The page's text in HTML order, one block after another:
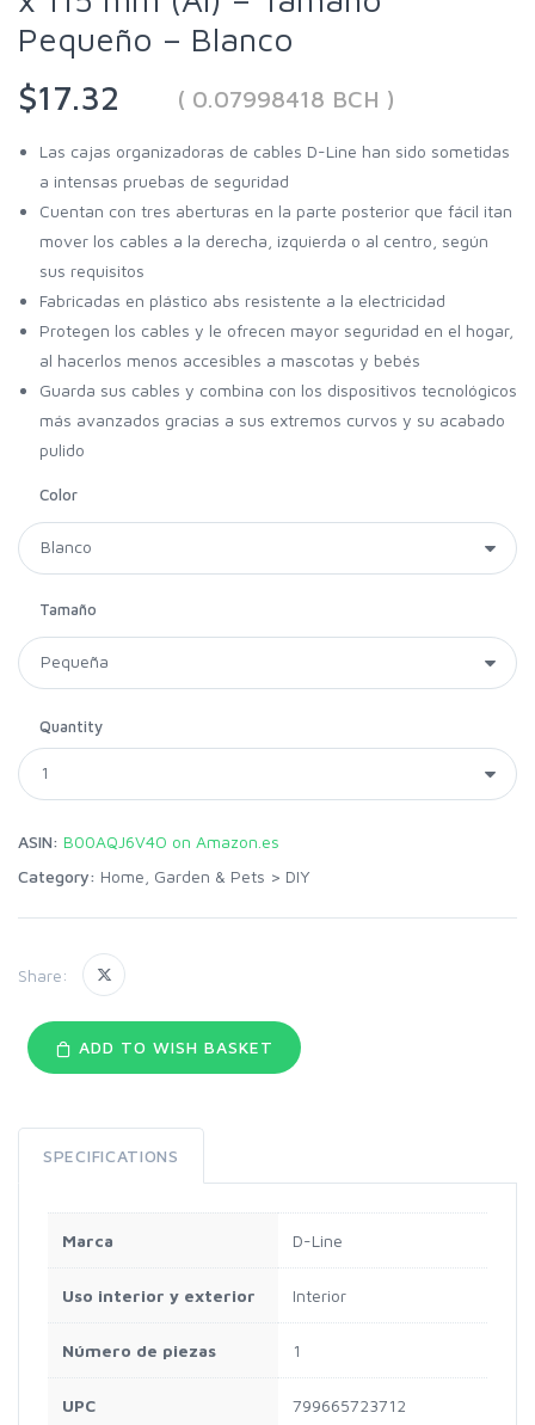
Pequeño – Blanco
$17.32
( 0.07998418 BCH )
Las cajas organizadoras de cables D-Line han sido sometidas
a intensas pruebas de seguridad
Cuentan con tres aberturas en la parte posterior que fácil itan
mover los cables a la derecha, izquierda o al centro, según
sus requisitos
Fabricadas en plástico abs resistente a la electricidad
Protegen los cables y le ofrecen mayor seguridad en el hogar,
al hacerlos menos accesibles a mascotas y bebés
Guarda sus cables y combina con los dispositivos tecnológicos
más avanzados gracias a sus extremos curvos y su acabado
pulido
Color
Tamaño
Quantity
ASIN: B00AQJ6V4O on Amazon.es
Category: Home, Garden & Pets > DIY
Share:
ADD TO WISH BASKET
SPECIFICATIONS
Marca D-Line
Uso interior y exterior Interior
Número de piezas 1
UPC
799665723712